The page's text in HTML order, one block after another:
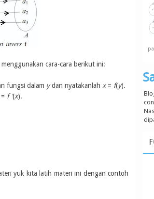
menggunakan cara-cara berikut ini:
fungsi dalam ydan nyatakanlah x= f(y).
f ' (x).
yuk kita latih materi ini dengan contoh